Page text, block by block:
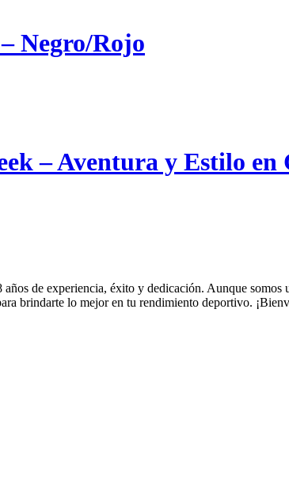
Negro/Rojo
– Aventura y Estilo en
de experiencia, éxito y dedicación. Aunque
brindarte lo mejor en tu rendimiento deportivo.